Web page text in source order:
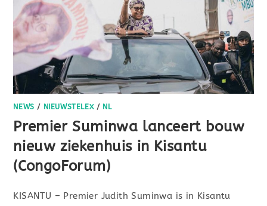
NEWS / NIEUWSTELEX/ NL
Premier Suminwa lanceert bouw
nieuw ziekenhuis in Kisantu
(CongoForum)
KISANTU – Premier Judith Suminwa is in Kisantu